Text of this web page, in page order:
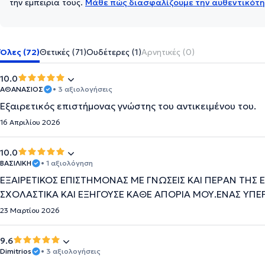
την εμπειρία τους. Μάθε πώς διασφαλίζουμε την
Όλες (72)Θετικές (71)Ουδέτερες (1)Αρνητικές (0)
10.0
ΑΘΑΝΑΣΙΟΣ • 3 αξιολογήσεις
Εξαιρετικός επιστήμονας γνώστης του αντικειμένου του.
16 Απριλίου 2026
10.0
ΒΑΣΙΛΙΚΗ • 1 αξιολόγηση
ΕΞΑΙΡΕΤΙΚΟΣ ΕΠΙΣΤΉΜΟΝΑΣ ΜΕ ΓΝΩΣΕΙΣ ΚΑΙ ΠΕΡΑΝ
ΣΧΟΛΑΣΤΙΚΑ ΚΑΙ ΕΞΗΓΟΥΣΕ ΚΑΘΕ ΑΠΟΡΙΑ ΜΟΥ.ΕΝΑΣ
23 Μαρτίου 2026
9.6
Dimitrios • 3 αξιολογήσεις